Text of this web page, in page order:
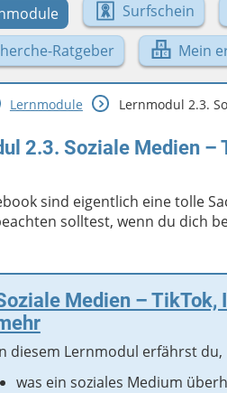
Surfschein
Ratgeber
Mein
Lernmodule Lernmodul 2.3.
2.3. Soziale Medien –
sind eigentlich eine tolle
solltest, wenn du dich
Medien – TikTok,
diesem Lernmodul erfährst du,
was ein soziales Medium